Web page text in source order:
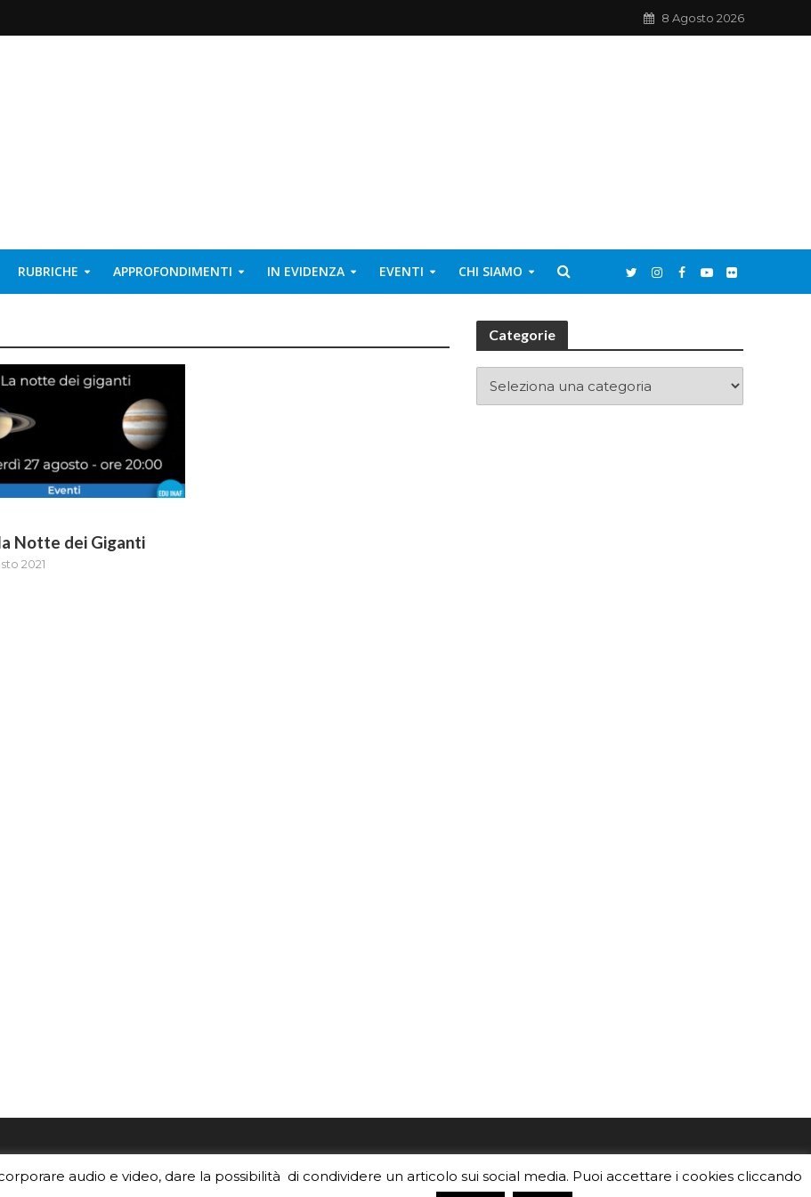
8 Agosto 2026
RUBRICHE APPROFONDIMENTI IN EVIDENZA EVENTI CHI SIAMO
Notte dei Giganti
2021
Categorie
Crediti.
risponde, per inviarci le tue foto o i
brochureda distribuire nella tua
audio e video, dare la possibilità di condividere un articolo sui social media. Puoi accettare i cookies cliccando